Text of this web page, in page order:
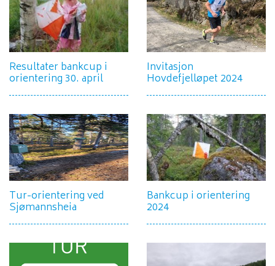
Resultater bankcup i
orientering 30. april
Invitasjon
Hovdefjelløpet 2024
Tur-orientering ved
Sjømannsheia
Bankcup i orientering
2024